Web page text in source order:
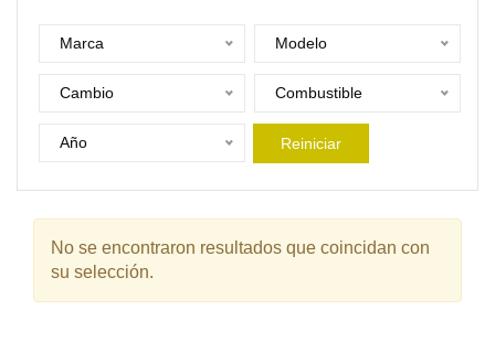
Marca Modelo
Cambio Combustible
Año Reiniciar
No se encontraron resultados que coincidan con
su selección.